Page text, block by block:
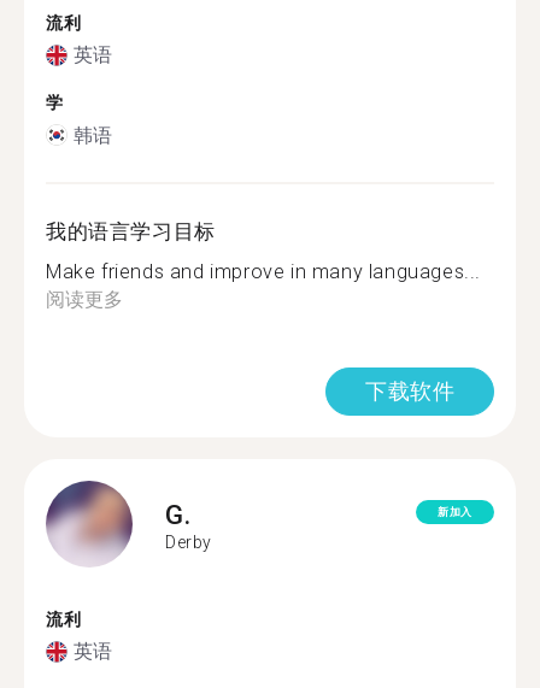
流利
英语
学
韩语
我的语言学习目标
Make friends and improve in many languages...
阅读更多
下载软件
G.
Derby
新加入
流利
英语